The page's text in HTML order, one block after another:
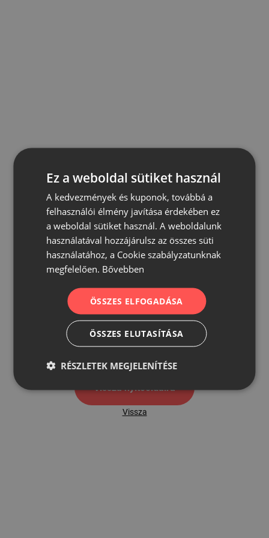
500
Vissza nyítóoldalra
Vissza
Ez a weboldal sütiket használ
A kedvezmények és kuponok, továbbá a
felhasználói élmény javítása érdekében ez
a weboldal sütiket használ. A weboldalunk
használatával hozzájárulsz az összes süti
használatához, a Cookie szabályzatunknak
megfelelően. Bővebben
ÖSSZES ELFOGADÁSA
ÖSSZES ELUTASÍTÁSA
RÉSZLETEK MEGJELENÍTÉSE